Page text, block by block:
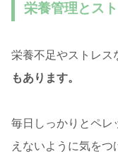
栄養管理とス
栄養不足やストレス
もあります。
毎日しっかりとペレ
えないように気をつ